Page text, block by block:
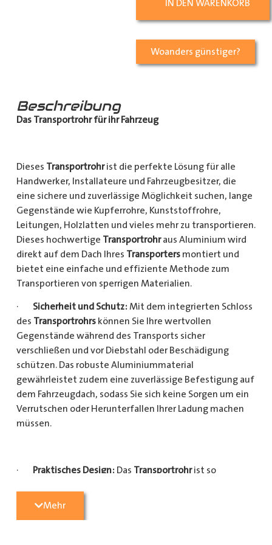
IN DEN WARENKORB
Woanders günstiger?
Beschreibung
Das Transportrohr für ihr Fahrzeug
Dieses Transportrohrist die perfekte Lösung für alle
Handwerker, Installateure und Fahrzeugbesitzer, die
eine sichere und zuverlässige Möglichkeit suchen, lange
Gegenstände wie Kupferrohre, Kunststoffrohre,
Leitungen, Holzlatten und vieles mehr zu transportieren.
Dieses hochwertige Transportrohraus Aluminium wird
direkt auf dem Dach Ihres Transportersmontiert und
bietet eine einfache und effiziente Methode zum
Transportieren von sperrigen Materialien.
· Sicherheit und Schutz: Mit dem integrierten Schloss
des Transportrohrskönnen Sie Ihre wertvollen
Gegenstände während des Transports sicher
verschließen und vor Diebstahl oder Beschädigung
schützen. Das robuste Aluminiummaterial
gewährleistet zudem eine zuverlässige Befestigung auf
dem Fahrzeugdach, sodass Sie sich keine Sorgen um ein
Verrutschen oder Herunterfallen Ihrer Ladung machen
müssen.
· Praktisches Design: Das Transportrohrist so
Gegenständen sicher und einfach transportieren kann
Mehr